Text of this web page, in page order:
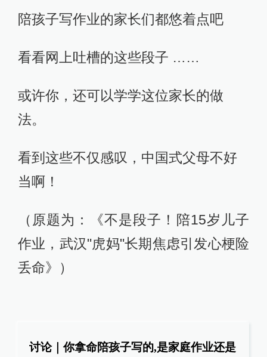
陪孩子写作业的家长们都悠着点吧
看看网上吐槽的这些段子 ……
或许你，还可以学学这位家长的做
法。
看到这些不仅感叹，中国式父母不好
当啊！
（原题为：《不是段子！陪15岁儿子
作业，武汉"虎妈"长期焦虑引发心梗险
丢命》）
讨论｜你拿命陪孩子写的,是家庭作业还是